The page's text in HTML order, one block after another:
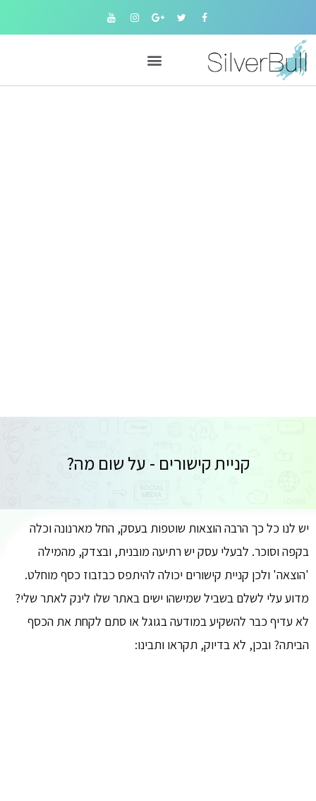
קניית קישורים - על שום מה?
יש לנו כל כך הרבה הוצאות שוטפות בעסק, החל מארנונה וכלה
בקפה וסוכר. לבעלי עסק יש רתיעה מובנית, ובצדק, מהמילה
'הוצאה' ולכן קניית קישורים יכולה להיתפס כבזבוז כסף מוחלט.
מדוע עלי לשלם בשביל שמישהו ישים באתר שלו לינק לאתר שלי?
לא עדיף כבר להשקיע במודעה בגוגל או סתם לקחת את הכסף
הביתה? ובכן, לא בדיוק, תקראו ותבינו: